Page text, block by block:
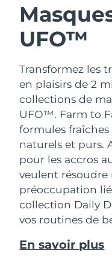
UFO™
Transformez les
en plaisirs de 2
collections de
UFO™. Farm to
formules
naturels et purs.
pour les accros
veulent
préoccupation
collection Daily
vos routines de
En savoir plus